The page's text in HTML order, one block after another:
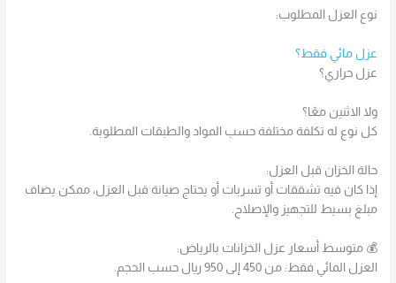
نوع العزل المطلوب:
عزل مائي فقط؟
عزل حراري؟
ولا الاثنين معًا؟
كل نوع له تكلفة مختلفة حسب المواد والطبقات المطلوبة.
حالة الخزان قبل العزل:
إذا كان فيه تشققات أو تسربات أو يحتاج صيانة قبل العزل، ممكن يضاف
مبلغ بسيط للتجهيز والإصلاح.
💰 متوسط أسعار عزل الخزانات بالرياض:
العزل المائي فقط: من 450 إلى 950 ريال حسب الحجم.